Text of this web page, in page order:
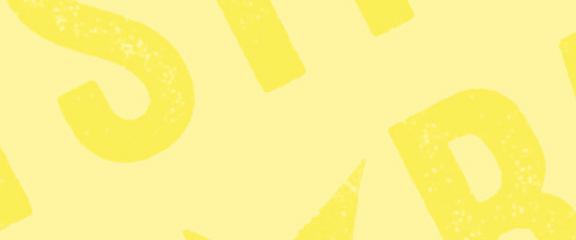
Nyhetssvepet 23–27 mars